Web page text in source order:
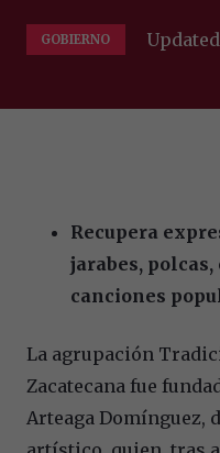
GOBIERNO
Recupera
jarabes,
canciones
La agrupación
Zacatecana fue
Arteaga Domínguez,